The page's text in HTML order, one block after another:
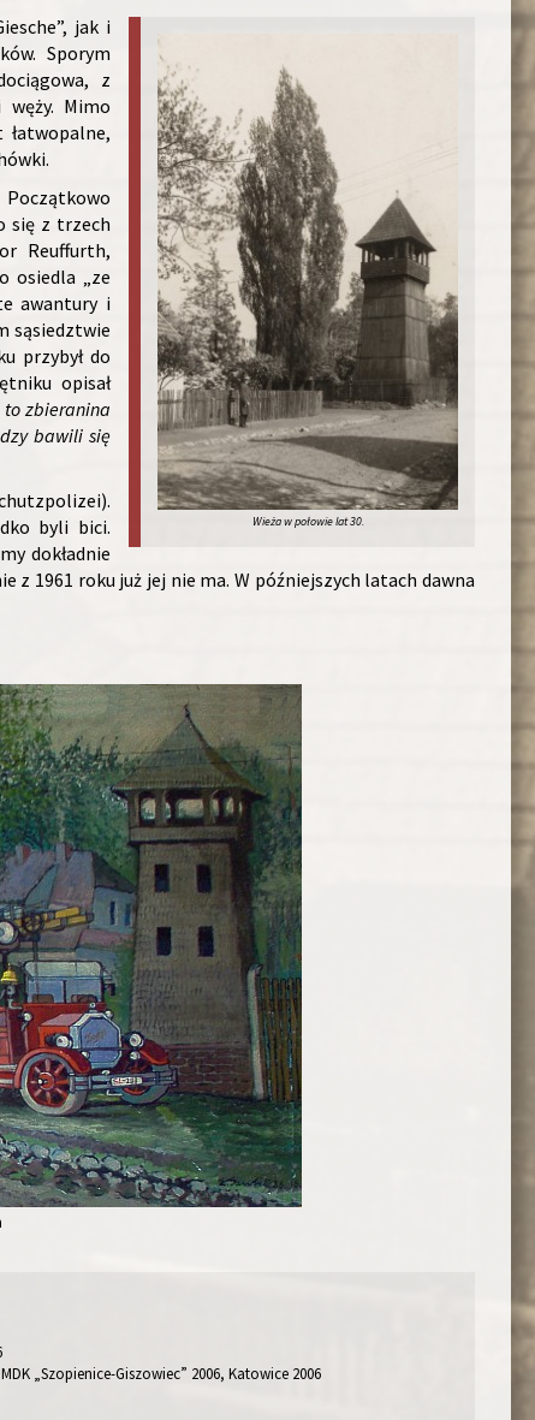
Wieża w połowie lat 30.
jak i
Sporym
z
Mimo
się z trzech
Reuffurth,
osiedla „ze
awantury i
sąsiedztwie
przybył do
opisał
to zbieranina
bawili się
byli bici.
dokładnie
z 1961 roku już jej nie ma. W późniejszych latach dawna
„Szopienice-Giszowiec” 2006, Katowice 2006